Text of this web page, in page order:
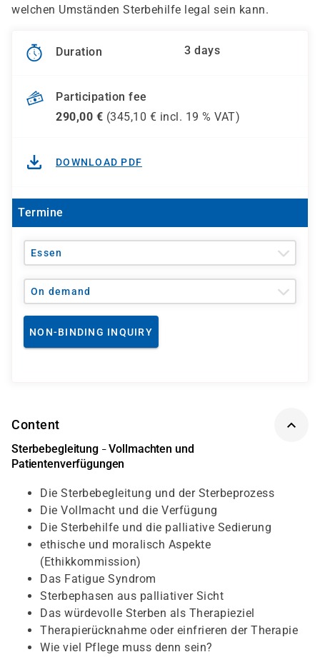
welchen Umständen Sterbehilfe legal sein kann.
Duration 3 days
Participation fee
290,00 € (345,10 € incl. 19 % VAT)
DOWNLOAD PDF
Termine
Essen
On demand
NON-BINDING INQUIRY
Content
Sterbebegleitung –Vollmachten und
Patientenverfügungen
Die Sterbebegleitung und der Sterbeprozess
Die Vollmacht und die Verfügung
Die Sterbehilfe und die palliative Sedierung
ethische und moralisch Aspekte
(Ethikkommission)
Das Fatigue Syndrom
Sterbephasen aus palliativer Sicht
Das würdevolle Sterben als Therapieziel
Therapierücknahme oder einfrieren der Therapie
Wie viel Pflege muss denn sein?